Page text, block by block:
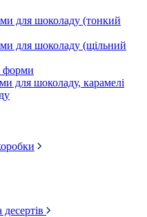
для шоколаду (тонкий
для шоколаду (щільний
форми
для шоколаду, карамелі